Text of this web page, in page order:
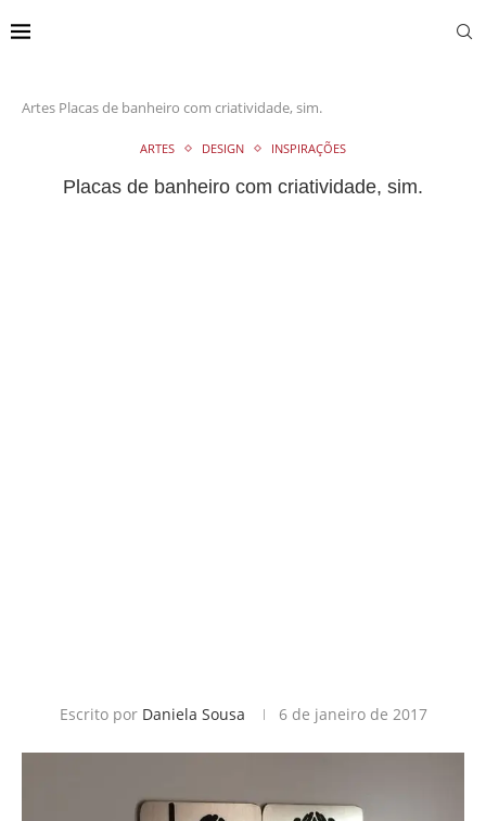
Artes Placas de banheiro com criatividade, sim.
ARTES DESIGN INSPIRAÇÕES
Placas de banheiro com criatividade, sim.
Escrito por Daniela Sousa 6 de janeiro de 2017